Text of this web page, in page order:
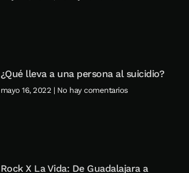
¿Qué lleva a una persona al suicidio?
mayo 16, 2022 No hay comentarios
Rock X La Vida: De Guadalajara a